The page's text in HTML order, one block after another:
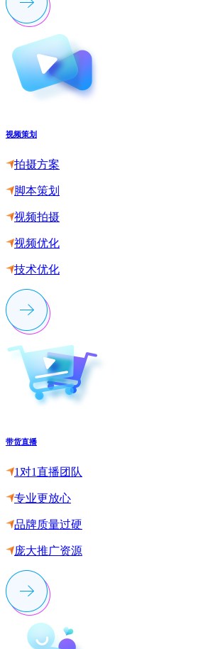
视频策划
拍摄方案
脚本策划
视频拍摄
视频优化
技术优化
带货直播
1对1直播团队
专业更放心
品牌质量过硬
庞大推广资源